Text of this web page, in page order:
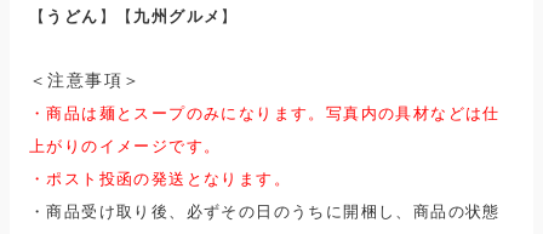
【 うどん 】【 九州グルメ 】
＜注意事項＞
・商品は麺とスープのみになります。写真内の具材などは仕
上がりのイメージです。
・ポスト投函の発送となります。
・商品受け取り後、必ずその日のうちに開梱し、商品の状態